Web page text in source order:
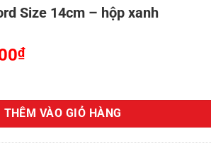
Size 14cm – hộp xanh
₫Giá
là:
1,990,000₫.
- hộp xanh số lượng
THÊM VÀO GIỎ HÀNG